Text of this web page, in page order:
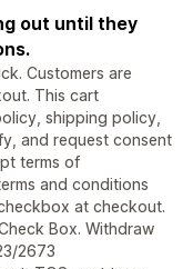
out until they
Customers are
This cart
shipping policy,
and request consent
terms of
and conditions
at checkout.
Box. Withdraw
2673